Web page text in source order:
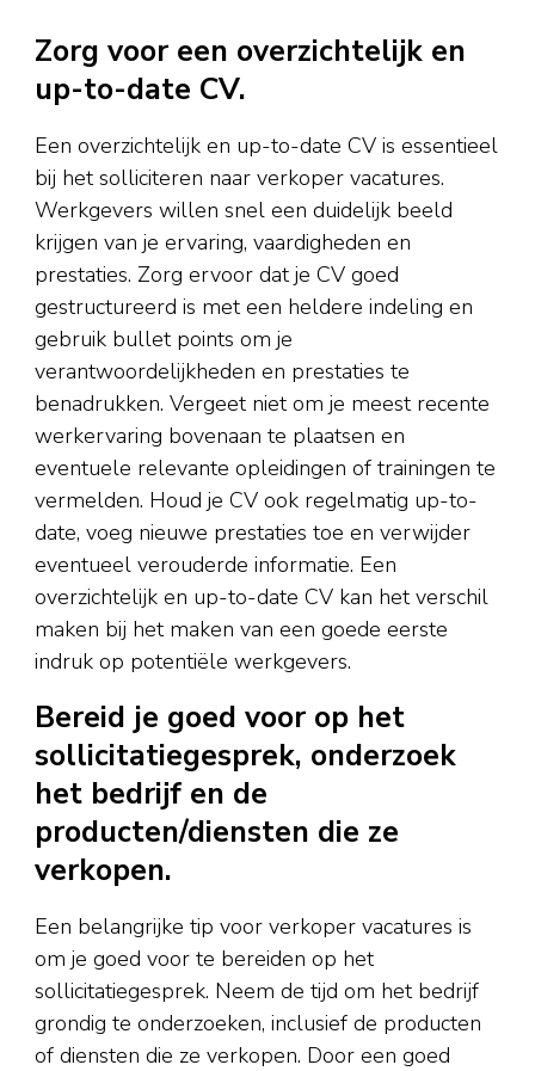
Zorg voor een overzichtelijk en
up-to-date CV.
Een overzichtelijk en up-to-date CV is essentieel
bij het solliciteren naar verkoper vacatures.
Werkgevers willen snel een duidelijk beeld
krijgen van je ervaring, vaardigheden en
prestaties. Zorg ervoor dat je CV goed
gestructureerd is met een heldere indeling en
gebruik bullet points om je
verantwoordelijkheden en prestaties te
benadrukken. Vergeet niet om je meest recente
werkervaring bovenaan te plaatsen en
eventuele relevante opleidingen of trainingen te
vermelden. Houd je CV ook regelmatig up-to-
date, voeg nieuwe prestaties toe en verwijder
eventueel verouderde informatie. Een
overzichtelijk en up-to-date CV kan het verschil
maken bij het maken van een goede eerste
indruk op potentiële werkgevers.
Bereid je goed voor op het
sollicitatiegesprek, onderzoek
het bedrijf en de
producten/diensten die ze
verkopen.
Een belangrijke tip voor verkoper vacatures is
om je goed voor te bereiden op het
sollicitatiegesprek. Neem de tijd om het bedrijf
grondig te onderzoeken, inclusief de producten
of diensten die ze verkopen. Door een goed